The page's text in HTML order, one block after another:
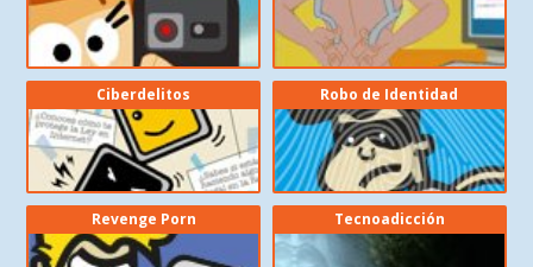
Ciberdelitos Robo de Identidad
Revenge Porn Tecnoadicción